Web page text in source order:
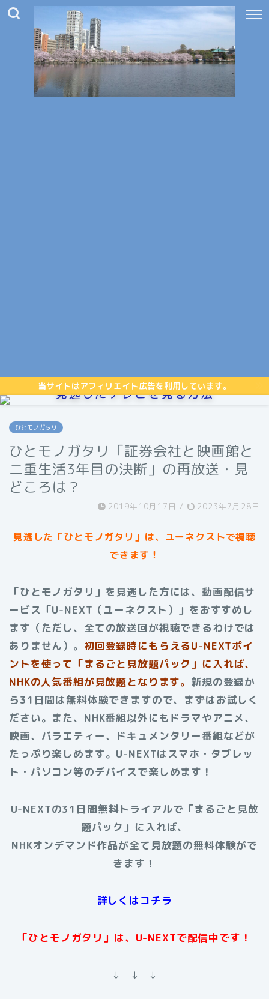
当サイトはアフィリエイト広告を利用しています。
見逃したテレビを見る方法
ひとモノガタリ
ひとモノガタリ「証券会社と映画館と
二重生活3年目の決断」の再放送・見
どころは？
2019年10月17日 / 2023年7月28日
見逃した「ひとモノガタリ」は、ユーネクストで視聴
できます！
「ひとモノガタリ」を見逃した方には、動画配信サ
ービス「U-NEXT（ユーネクスト）」をおすすめし
ます（ただし、全ての放送回が視聴できるわけでは
ありません）。 初回登録時にもらえるU-NEXTポイ
ントを使って「まるごと見放題パック」に入れば、
NHKの人気番組が見放題となります。 新規の登録か
ら31日間は無料体験できますので、まずはお試しく
ださい。また、NHK番組以外にもドラマやアニメ、
映画、バラエティー、ドキュメンタリー番組などが
たっぷり楽しめます。U-NEXTはスマホ・タブレッ
ト・パソコン等のデバイスで楽しめます！
U-NEXTの31日間無料トライアルで「まるごと見放
題パック」に入れば、
NHKオンデマンド作品が全て見放題の無料体験がで
きます！
詳しくはコチラ
「ひとモノガタリ」は、U-NEXTで配信中です！
↓ ↓ ↓